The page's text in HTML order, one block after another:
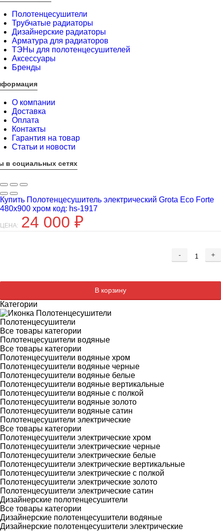
Полотенцесушители
Трубчатые радиаторы
Дизайнерские радиаторы
Арматура для радиаторов
ТЭНы для полотенцесушителей
Аксессуары
Бренды
О компании
Доставка
Оплата
Контакты
Гарантия на товар
Статьи и новости
в социальных сетях
Купить Полотенцесушитель электрический Grota Eco Forte
480х900 хром код: hs-1917
ЦЕНА: 24 000 ₽
- +
В корзину
Категории
Полотенцесушители
Все товары категории
Полотенцесушители водяные
Все товары категории
Полотенцесушители водяные хром
Полотенцесушители водяные черные
Полотенцесушители водяные белые
Полотенцесушители водяные вертикальные
Полотенцесушители водяные с полкой
Полотенцесушители водяные золото
Полотенцесушители водяные сатин
Полотенцесушители электрические
Все товары категории
Полотенцесушители электрические хром
Полотенцесушители электрические черные
Полотенцесушители электрические белые
Полотенцесушители электрические вертикальные
Полотенцесушители электрические с полкой
Полотенцесушители электрические золото
Полотенцесушители электрические сатин
Дизайнерские полотенцесушители
Все товары категории
Дизайнерские полотенцесушители водяные
Дизайнерские полотенцесушители электрические